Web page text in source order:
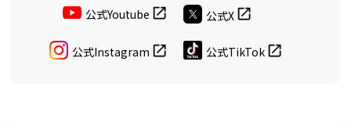
公式Youtube 公式X
公式Instagram 公式TikTok